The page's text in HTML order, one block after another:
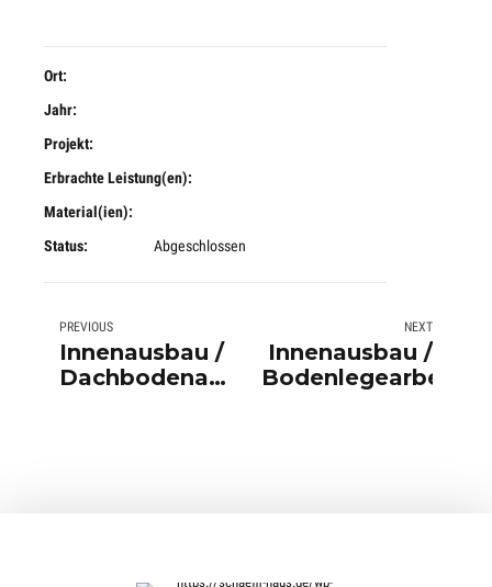
Ort:
Jahr:
Projekt:
Erbrachte Leistung(en):
Material(ien):
Status:
Abgeschlossen
PREVIOUS
Innenausbau /
Dachbodenausbau
NEXT
Innenausbau /
Bodenlegearbeiten